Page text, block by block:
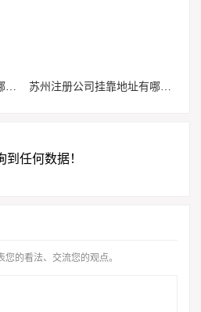
苏州注册公司挂靠地址有哪些行业限制？哪些行业不能用虚拟地址？
到任何数据！
的看法、交流您的观点。